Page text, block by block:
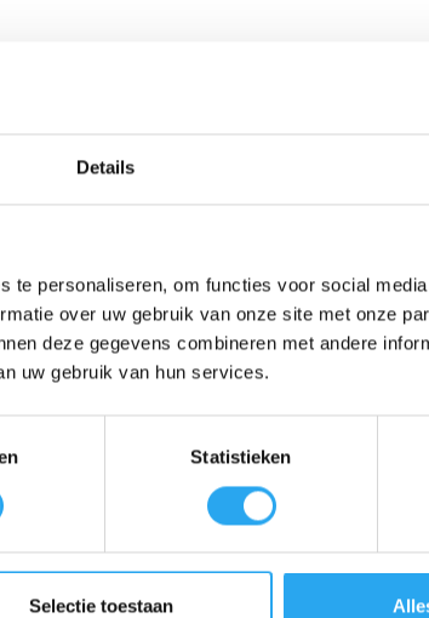
Details
te personaliseren, om functies voor social
over uw gebruik van onze site met onze
deze gegevens combineren met andere
uw gebruik van hun services.
Statistieken
Selectie toestaan